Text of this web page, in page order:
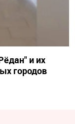
и их
городов